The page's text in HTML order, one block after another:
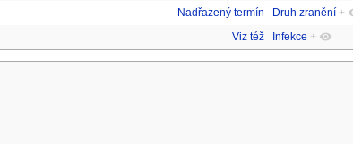
Nadřazený termín
Druh zranění +
Viz též
Infekce +